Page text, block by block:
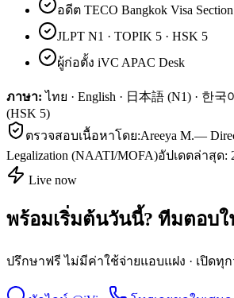
อดีต TECO Bangkok Visa
JLPT N1 · TOPIK 5 · HSK 5
ผู้ก่อตั้ง iVC APAC Desk
ภาษา: ไทย · English · 日本語 (N1) · 한국
(HSK 5)
ตรวจสอบเนื้อหาโดย:Areeya M.—
Legalization (NAATI/MOFA)อัปเดตล่าสุด:
Live now
พร้อมเริ่มต้นวันนี้? ทีมตอบใ
ปรึกษาฟรี ไม่มีค่าใช้จ่ายแอบแฝง · เปิดทุก